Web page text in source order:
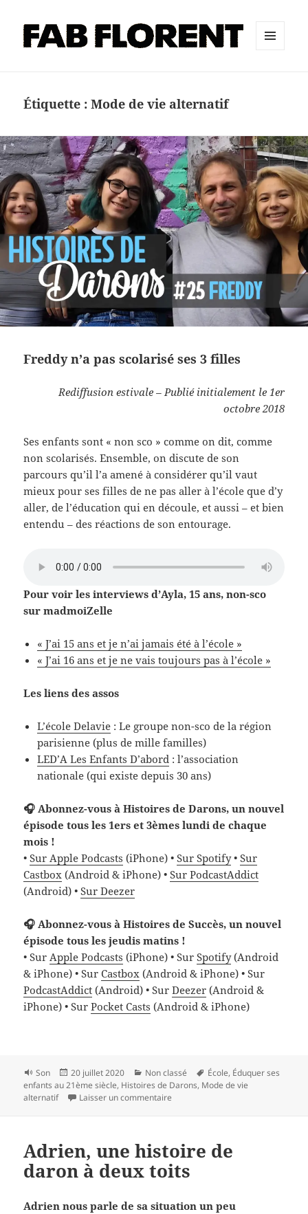
Étiquette :Mode de vie alternatif
Freddy n’a pas scolarisé ses 3 filles
Rediffusion estivale – Publié initialement le 1er
octobre 2018
Ses enfants sont « non sco » comme on dit, comme
non scolarisés. Ensemble, on discute de son
parcours qu’il l’a amené à considérer qu’il vaut
mieux pour ses filles de ne pas aller à l’école que d’y
aller, de l’éducation qui en découle, et aussi – et bien
entendu – des réactions de son entourage.
Pour voir les interviews d’Ayla, 15 ans, non-sco
sur madmoiZelle
« J’ai 15 ans et je n’ai jamais été à l’école »
« J’ai 16 ans et je ne vais toujours pas à l’école »
Les liens des assos
L’école Delavie : Le groupe non-sco de la région
parisienne (plus de mille familles)
LED’A Les Enfants D’abord : l’association
nationale (qui existe depuis 30 ans)
🎧 Abonnez-vous à Histoires de Darons, un nouvel
épisode tous les 1ers et 3èmes lundi de chaque
mois !
•Sur Apple Podcasts (iPhone) •Sur Spotify•Sur
Castbox (Android & iPhone) •Sur PodcastAddict
(Android) •Sur Deezer
🎧 Abonnez-vous à Histoires de Succès, un nouvel
épisode tous les jeudis matins !
• SurApple Podcasts (iPhone) • SurSpotify(Android
& iPhone) • SurCastbox (Android & iPhone) • Sur
PodcastAddict (Android) • SurDeezer (Android &
iPhone) • SurPocket Casts (Android & iPhone)
Format
Son
Publié
le
20 juillet 2020 Catégories
Non classé
Mots-
clés
École, Éduquer ses
enfants au 21ème siècle, Histoires de Darons, Mode de vie
alternatif
Laisser un commentaire
Adrien, une histoire de
daron à deux toits
Adrien nous parle de sa situation un peu